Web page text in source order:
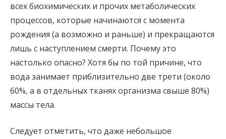
всех биохимических и прочих метаболических
процессов, которые начинаются с момента
рождения (а возможно и раньше) и прекращаются
лишь с наступлением смерти. Почему это
настолько опасно? Хотя бы по той причине, что
вода занимает приблизительно две трети (около
60%, а в отдельных тканях организма свыше 80%)
массы тела.
Следует отметить, что даже небольшое